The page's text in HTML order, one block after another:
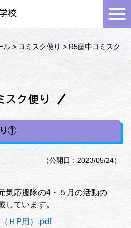
校
ル > コミスク便り > R5藤中コミスク
スク便り
り①
（公開日：2023/05/24）
気応援隊の4・５月の活動の
しています。
ＨP用）.pdf